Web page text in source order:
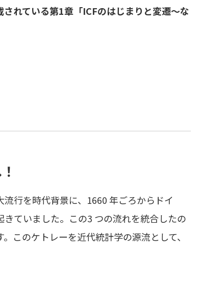
れている第1章「ICFのはじまりと変遷～な
行を時代背景に、1660 年ごろからドイ
ていました。この3 つの流れを統合したの
このケトレーを近代統計学の源流として、